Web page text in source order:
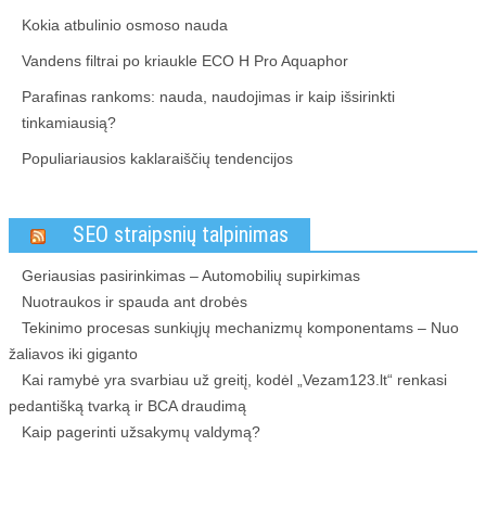
Kokia atbulinio osmoso nauda
Vandens filtrai po kriaukle ECO H Pro Aquaphor
Parafinas rankoms: nauda, naudojimas ir kaip išsirinkti
tinkamiausią?
Populiariausios kaklaraiščių tendencijos
SEO straipsnių talpinimas
Geriausias pasirinkimas – Automobilių supirkimas
Nuotraukos ir spauda ant drobės
Tekinimo procesas sunkiųjų mechanizmų komponentams – Nuo
žaliavos iki giganto
Kai ramybė yra svarbiau už greitį, kodėl „Vezam123.lt“ renkasi
pedantišką tvarką ir BCA draudimą
Kaip pagerinti užsakymų valdymą?